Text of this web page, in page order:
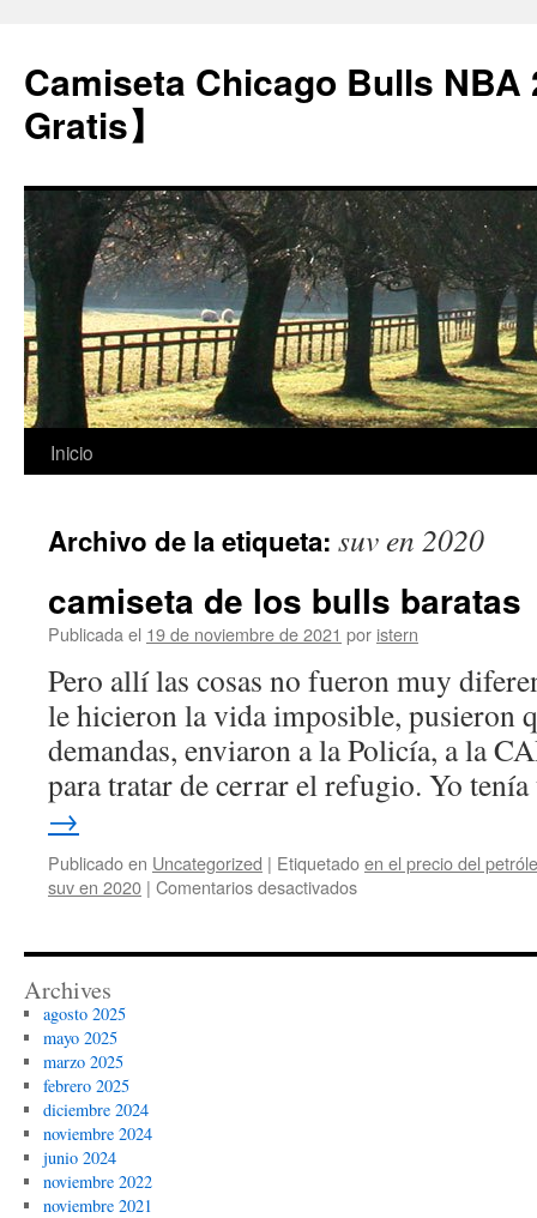
Camiseta Chicago Bulls NBA
Gratis】
Saltar
contenido
Inicio
Archivo de la etiqueta: suv en 2020
camiseta de los bulls baratas
Publicada el 19 de noviembre de 2021 por istern
Pero allí las cosas no fueron muy
le hicieron la vida imposible, pusieron
demandas, enviaron a la Policía, a la
para tratar de cerrar el refugio. Yo
→
Publicado en Uncategorized | Etiquetadoen el precio del
suv en 2020 | Comentarios desactivadosen
los
Archives
agosto 2025
mayo 2025
marzo 2025
febrero 2025
diciembre 2024
noviembre 2024
junio 2024
noviembre 2022
noviembre 2021